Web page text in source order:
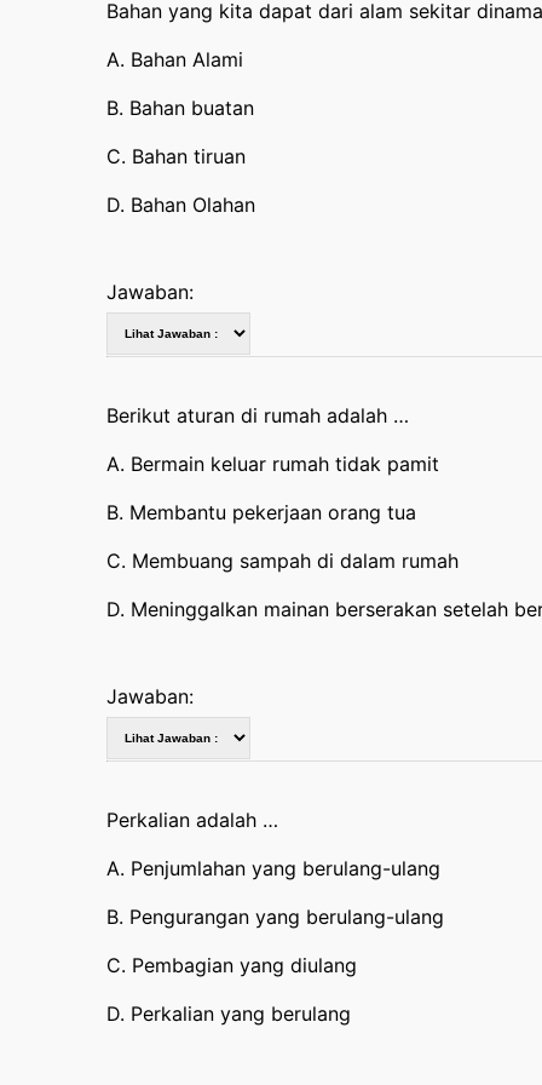
Bahan yang kita dapat dari alam sekitar
A. Bahan Alami
B. Bahan buatan
C. Bahan tiruan
D. Bahan Olahan
Jawaban:
Berikut aturan di rumah adalah …
A. Bermain keluar rumah tidak pamit
B. Membantu pekerjaan orang tua
C. Membuang sampah di dalam rumah
D. Meninggalkan mainan berserakan setelah
Jawaban:
Perkalian adalah …
A. Penjumlahan yang berulang-ulang
B. Pengurangan yang berulang-ulang
C. Pembagian yang diulang
D. Perkalian yang berulang